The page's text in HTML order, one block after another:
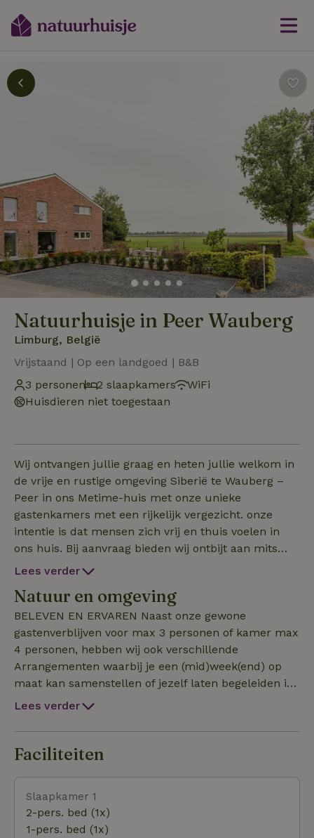
Natuurhuisje in Peer Wauberg
Limburg, België
Vrijstaand | Op een landgoed | B&B
3 personen
2 slaapkamers
WiFi
Huisdieren niet toegestaan
Wij ontvangen jullie graag en heten jullie welkom in
de vrije en rustige omgeving Siberië te Wauberg –
Peer in ons Metime-huis met onze unieke
gastenkamers met een rijkelijk vergezicht. onze
intentie is dat mensen zich vrij en thuis voelen in
ons huis. Bij aanvraag bieden wij ontbijt aan mits
betaling Prijs is per kamer op basis van 2 pers. Voor
hebben wij een gezellige gemeenschappelijke
leefruimte waar je kan genieten van natuur, rust, en
de stilte en waar je gewoonweg jezelf mag zijn.
Tevens is er ook een gezellige buitenplaats met
terras. In de winterperiode doen wij exclusiviteit wil
zeggen dat je de leefruimte prive hebt. Ons
Natuurhuisje is gelegen in de rand van Bosland
door de bomen, het water Onze gasten bevinden
zich in een prachtig en rustig landschap omgeven
Lees verder
Natuur en omgeving
BELEVEN EN ERVAREN Naast onze gewone
gastenverblijven voor max 3 personen of kamer max
4 personen, hebben wij ook verschillende
Arrangementen waarbij je een (mid)week(end) op
maat kan samenstellen of jezelf laten begeleiden in
een ochtendwandeling (aanrader!), massage of
Lees verder
Faciliteiten
Slaapkamer 1
2-pers. bed (1x)
1-pers. bed (1x)